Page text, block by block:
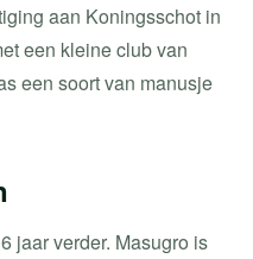
aan Koningsschot in
een kleine club van
een soort van manusje
jaar verder. Masugro is